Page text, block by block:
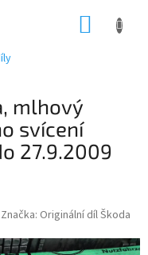
mlhový
svícení
27.9.2009
Značka: Originální díl Škoda